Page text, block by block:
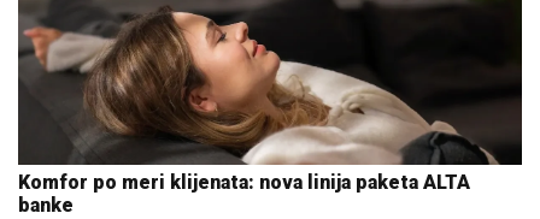
Komfor po meri klijenata: nova linija paketa ALTA
banke